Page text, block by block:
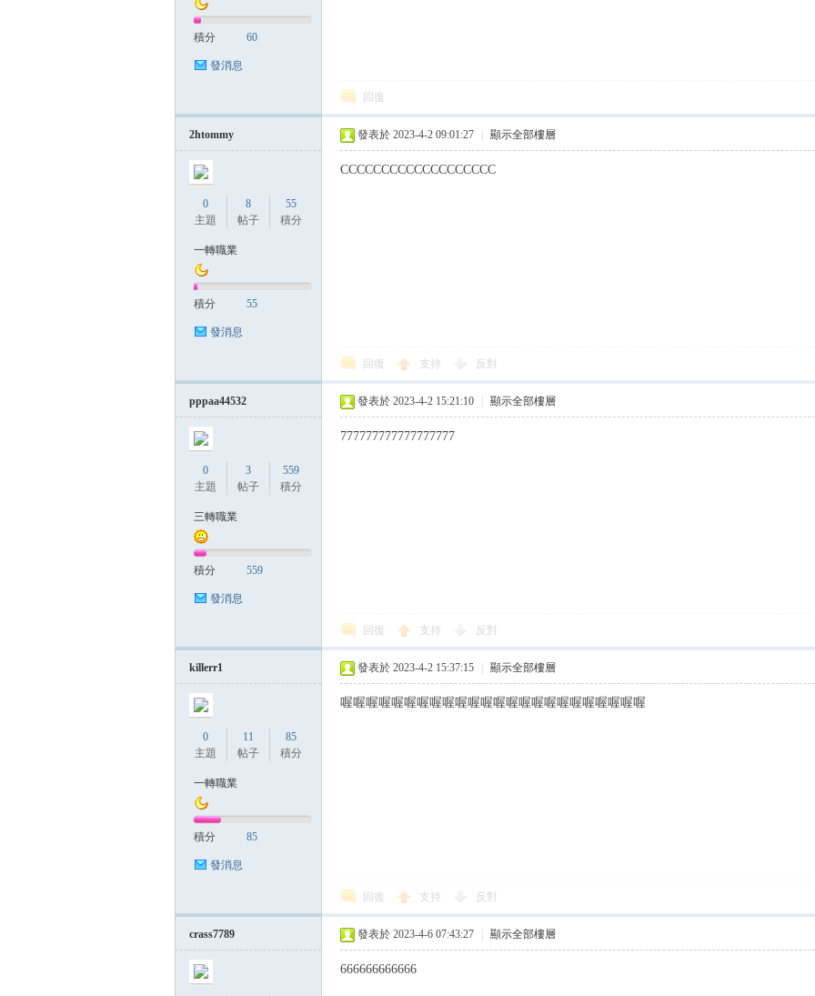
積分 60
發消息
回復
2htommy
0
主題
8
帖子
55
積分
一轉職業
積分 55
發消息
發表於 2023-4-2 09:01:27 顯示全部樓層
CCCCCCCCCCCCCCCCCCC
回復 支持 反對
pppaa44532
0
主題
3
帖子
559
積分
三轉職業
積分 559
發消息
發表於 2023-4-2 15:21:10 顯示全部樓層
777777777777777777
回復 支持 反對
killerr1
0
主題
11
帖子
85
積分
一轉職業
積分 85
發消息
發表於 2023-4-2 15:37:15 顯示全部樓層
喔喔喔喔喔喔喔喔喔喔喔喔喔喔喔喔喔喔喔喔喔喔喔喔
回復 支持 反對
crass7789 發表於 2023-4-6 07:43:27 顯示全部樓層
666666666666